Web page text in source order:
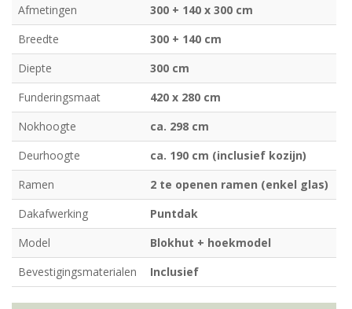
Afmetingen
300 + 140 x 300 cm
Breedte
300 + 140 cm
Diepte
300 cm
Funderingsmaat
420 x 280 cm
Nokhoogte
ca. 298 cm
Deurhoogte
ca. 190 cm (inclusief kozijn)
Ramen
2 te openen ramen (enkel glas)
Dakafwerking
Puntdak
Model
Blokhut + hoekmodel
Bevestigingsmaterialen
Inclusief